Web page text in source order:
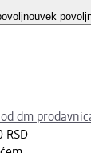
uvek
dm
RSD